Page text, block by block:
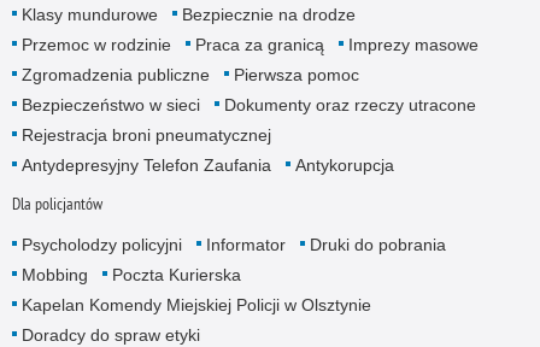
Klasy mundurowe
Bezpiecznie na drodze
Przemoc w rodzinie
Praca za granicą
Imprezy masowe
Zgromadzenia publiczne
Pierwsza pomoc
Bezpieczeństwo w sieci
Dokumenty oraz rzeczy utracone
Rejestracja broni pneumatycznej
Antydepresyjny Telefon Zaufania
Antykorupcja
Dla policjantów
Psycholodzy policyjni Informator
Druki do pobrania
Mobbing
Poczta Kurierska
Kapelan Komendy Miejskiej Policji w Olsztynie
Doradcy do spraw etyki